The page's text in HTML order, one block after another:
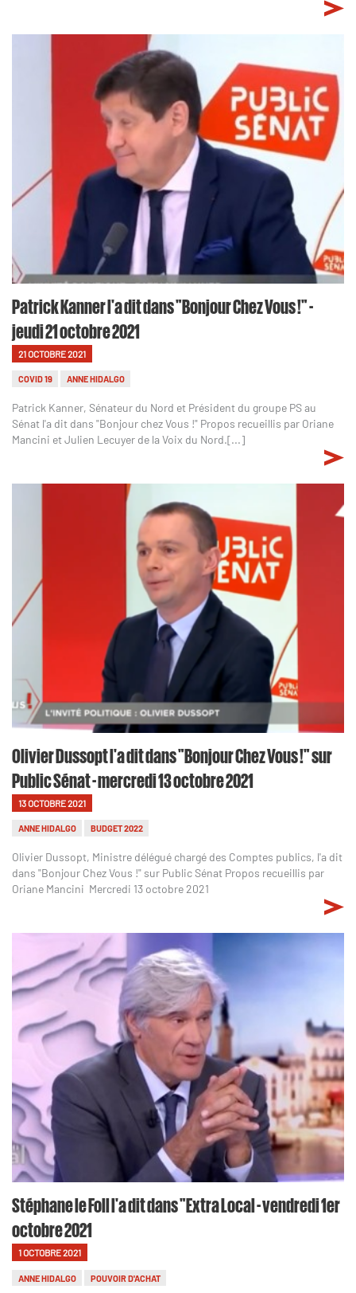
Patrick Kanner l'a dit dans "Bonjour Chez Vous !" -
jeudi 21 octobre 2021
21 OCTOBRE 2021
COVID 19 ANNE HIDALGO
Patrick Kanner, Sénateur du Nord et Président du groupe PS au
Sénat l'a dit dans "Bonjour chez Vous !" Propos recueillis par Oriane
Mancini et Julien Lecuyer de la Voix du Nord.[...]
Olivier Dussopt l'a dit dans "Bonjour Chez Vous !" sur
Public Sénat - mercredi 13 octobre 2021
13 OCTOBRE 2021
ANNE HIDALGO BUDGET 2022
Olivier Dussopt, Ministre délégué chargé des Comptes publics, l'a dit
dans "Bonjour Chez Vous !" sur Public Sénat Propos recueillis par
Oriane Mancini Mercredi 13 octobre 2021
Stéphane le Foll l'a dit dans "Extra Local - vendredi 1er
octobre 2021
1 OCTOBRE 2021
ANNE HIDALGO POUVOIR D'ACHAT